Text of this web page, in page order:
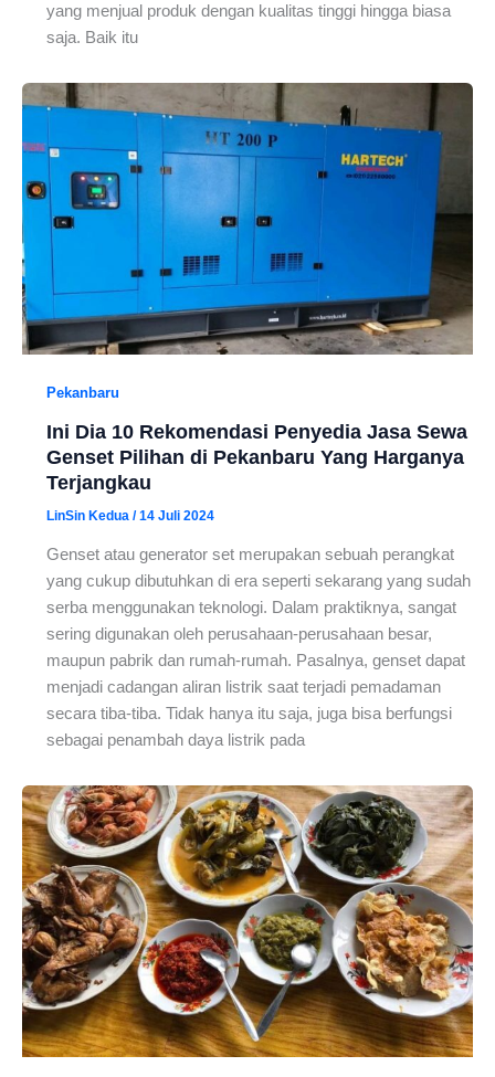
yang menjual produk dengan kualitas tinggi hingga biasa
saja. Baik itu
Pekanbaru
Ini Dia 10 Rekomendasi Penyedia Jasa Sewa
Genset Pilihan di Pekanbaru Yang Harganya
Terjangkau
LinSin Kedua /14 Juli 2024
Genset atau generator set merupakan sebuah perangkat
yang cukup dibutuhkan di era seperti sekarang yang sudah
serba menggunakan teknologi. Dalam praktiknya, sangat
sering digunakan oleh perusahaan-perusahaan besar,
maupun pabrik dan rumah-rumah. Pasalnya, genset dapat
menjadi cadangan aliran listrik saat terjadi pemadaman
secara tiba-tiba. Tidak hanya itu saja, juga bisa berfungsi
sebagai penambah daya listrik pada